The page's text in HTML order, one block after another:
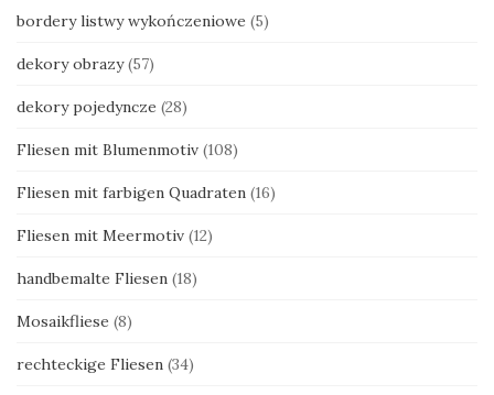
bordery listwy wykończeniowe (5)
dekory obrazy (57)
dekory pojedyncze (28)
Fliesen mit Blumenmotiv (108)
Fliesen mit farbigen Quadraten (16)
Fliesen mit Meermotiv (12)
handbemalte Fliesen (18)
Mosaikfliese (8)
rechteckige Fliesen (34)